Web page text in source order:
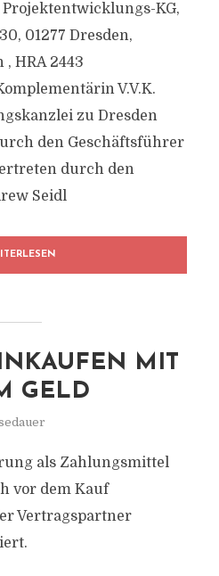
Projektentwicklungs-KG,
01277 Dresden,
HRA 2443
V.V.K.
zu Dresden
den Geschäftsführer
durch den
Seidl
MIT
GELD
als Zahlungsmittel
vor dem Kauf
Vertragspartner